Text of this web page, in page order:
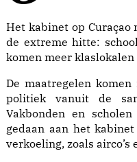
Het kabinet op Curaçao
de extreme hitte:
komen meer klaslokalen
De maatregelen
politiek vanuit de
Vakbonden en
gedaan aan het
verkoeling, zoals airco’s